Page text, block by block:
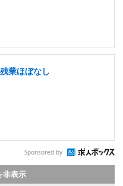
業ほぼなし
Sponsored by
非表示